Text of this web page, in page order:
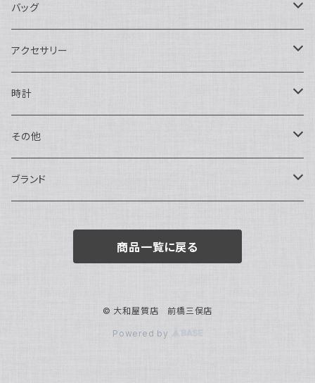
長財布
二つ折り
バッグ
ショルダーバッグ・ボディバッグ
ハンドバッグ・ポーチ
トートバッグ
バックパック・リュックサック
ボストンバッグ
アクセサリー
ネックレス
指輪
ピアス・イヤリング
チャーム・キーホルダー
時計
アナログ・機械式
アナログ・クォーツ
その他
ペン・万年筆
ブランド
BOTTEGA VENETA
商品一覧に戻る
© 大和屋質店 前橋三俣店
Powered by